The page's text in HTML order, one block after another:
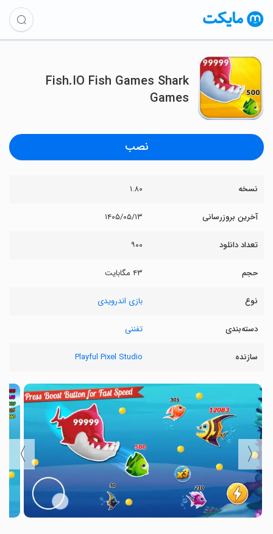
Fish.IO Fish Games Shark
Games
نصب
نسخه ۱.۸۰
آخرین بروزرسانی ۱۴۰۵/۰۵/۱۳
تعداد دانلود ۹۰۰
حجم ۴۳ مگابایت
نوع بازی اندرویدی
دسته‌بندی تفننی
سازنده Playful Pixel Studio
〈
〉